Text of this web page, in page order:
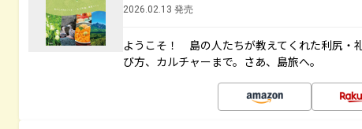
2026.02.13 発売
ようこそ！ 島の人たちが教えてくれた利尻・
び方、カルチャーまで。さあ、島旅へ。